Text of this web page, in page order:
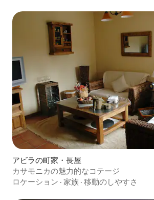
アビラの町家・長屋
カサモニカの魅力的なコテージ
ロケーション · 家族 · 移動のしやすさ